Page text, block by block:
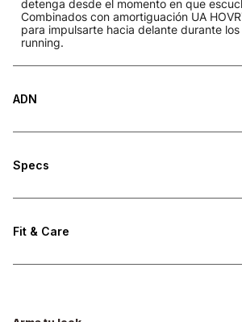
detenga desde el momento en que
Combinados con amortiguación UA
para impulsarte hacia delante durante
running.
ADN
Specs
Fit & Care